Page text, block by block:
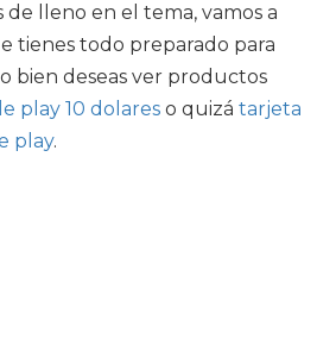
lleno en el tema, vamos a
tienes todo preparado para
bien deseas ver productos
play 10 dolares o quizá tarjeta
play.